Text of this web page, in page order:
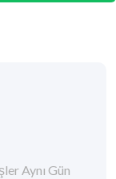
Aynı Gün